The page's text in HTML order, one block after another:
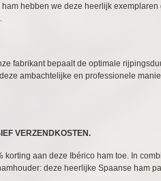
hebben we deze heerlijk
fabrikant bepaalt de optimale
ambachtelijke en professionele
VERZENDKOSTEN.
aan deze Ibérico ham toe. In
deze heerlijke Spaanse ham